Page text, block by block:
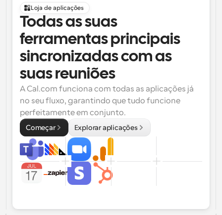
Loja de aplicações
Todas as suas
ferramentas principais
sincronizadas com as
suas reuniões
A Cal.com funciona com todas as aplicações já
no seu fluxo, garantindo que tudo funcione
perfeitamente em conjunto.
Começar Explorar aplicações